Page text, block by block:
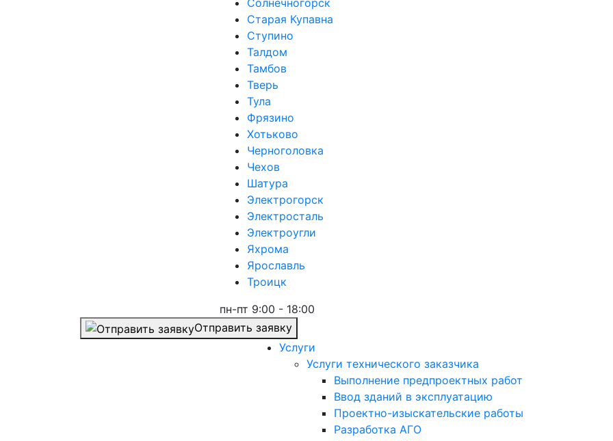
Солнечногорск
Старая Купавна
Ступино
Талдом
Тамбов
Тверь
Тула
Фрязино
Хотьково
Черноголовка
Чехов
Шатура
Электрогорск
Электросталь
Электроугли
Яхрома
Ярославль
Троицк
пн-пт 9:00 - 18:00
Отправить заявку
Услуги
Услуги технического заказчика
Выполнение предпроектных работ
Ввод зданий в эксплуатацию
Проектно-изыскательские работы
Разработка АГО